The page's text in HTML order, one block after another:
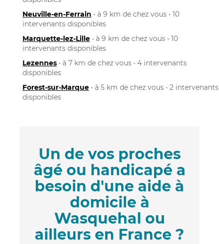
Neuville-en-Ferrain • à 9 km de chez vous • 10
intervenants disponibles
Marquette-lez-Lille • à 9 km de chez vous • 10
intervenants disponibles
Lezennes • à 7 km de chez vous • 4 intervenants
disponibles
Forest-sur-Marque • à 5 km de chez vous • 2 intervenants
disponibles
Un de vos proches
âgé ou handicapé a
besoin d'une aide à
domicile à
Wasquehal ou
ailleurs en France ?